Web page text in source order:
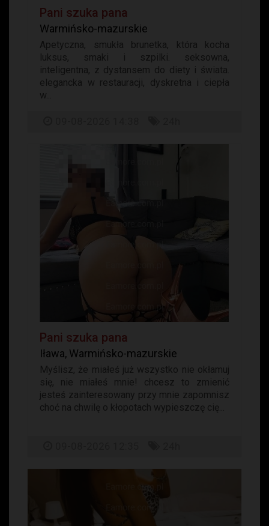
Pani szuka pana
Warmińsko-mazurskie
Apetyczna, smukła brunetka, która kocha
luksus, smaki i szpilki. seksowna,
inteligentna, z dystansem do diety i świata.
elegancka w restauracji, dyskretna i ciepła
w...
Pani szuka pana
Iława, Warmińsko-mazurskie
Myślisz, że miałeś już wszystko nie okłamuj
się, nie miałeś mnie! chcesz to zmienić
jesteś zainteresowany przy mnie zapomnisz
choć na chwilę o kłopotach wypieszczę cię...